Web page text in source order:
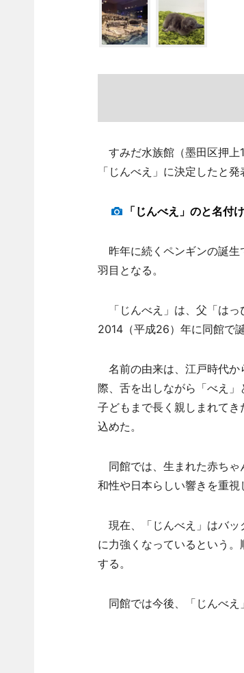
すみだ水族館（墨田区押上
「じんべえ」に決定したと発
「じんべえ」のと名付
昨年に続くペンギンの誕生
羽目となる。
「じんべえ」は、父「はっ
2014（平成26）年に同館で
名前の由来は、江戸時代か
際、舌を出しながら「べえ
子どもまで長く親しまれて
込めた。
同館では、生まれた赤ちゃ
和性や日本らしい響きを重視
現在、「じんべえ」はバッ
に力強くなっているという
する。
同館では今後、「じんべえ